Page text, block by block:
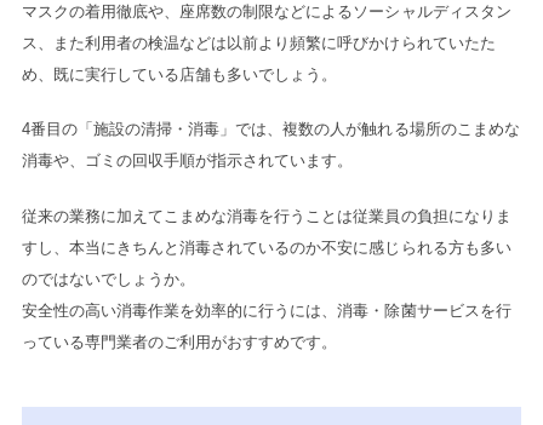
マスクの着用徹底や、座席数の制限などによるソーシャルディスタン
ス、また利用者の検温などは以前より頻繁に呼びかけられていたた
め、既に実行している店舗も多いでしょう。
4番目の「施設の清掃・消毒」では、複数の人が触れる場所のこまめな
消毒や、ゴミの回収手順が指示されています。
従来の業務に加えてこまめな消毒を行うことは従業員の負担になりま
すし、本当にきちんと消毒されているのか不安に感じられる方も多い
のではないでしょうか。
安全性の高い消毒作業を効率的に行うには、消毒・除菌サービスを行
っている専門業者のご利用がおすすめです。